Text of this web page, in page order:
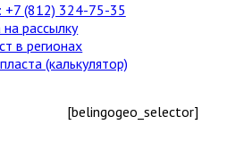
+7 (812) 324-75-35
рассылку
в регионах
(калькулятор)
[belingogeo_selector]